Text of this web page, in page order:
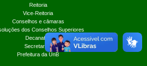
Reitoria
Vice-Reitoria
Conselhos e câmaras
dos Conselhos Superiores
Decanatos
Secretarias
Prefeitura da UnB